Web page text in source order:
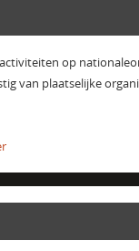
op
van plaatselijke